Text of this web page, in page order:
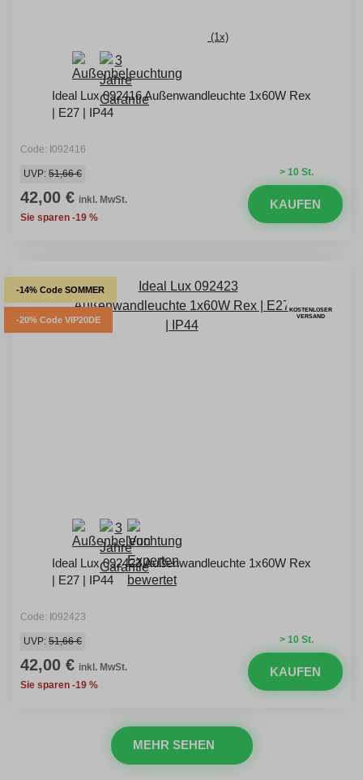
(1x)
Ideal Lux 092416 Außenwandleuchte 1x60W Rex
| E27 | IP44
Code: I092416
> 10 St.
UVP: 51,66 €
42,00 € inkl. MwSt.
Sie sparen -19 %
KAUFEN
-14% Code SOMMER
-20% Code VIP20DE
KOSTENLOSER
VERSAND
Ideal Lux 092423 Außenwandleuchte 1x60W Rex
| E27 | IP44
Code: I092423
> 10 St.
UVP: 51,66 €
42,00 € inkl. MwSt.
Sie sparen -19 %
KAUFEN
MEHR SEHEN